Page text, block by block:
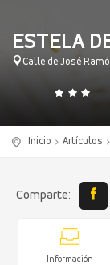
ESTELA
Calle de José
Inicio Artículos
Comparte:
Información